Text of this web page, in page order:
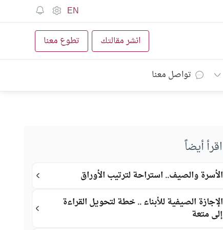
EN
انشر مقالتك تطوع معنا
تواصل معنا
اقرأ أيضاً
الأسرة والصيف.. استراحة لترتيب الأوراق
الإجازة الصيفية للأبناء .. خطة لتحويل القراءة
إلى متعة